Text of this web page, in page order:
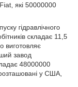
які 50000000
гідравлічного
складає 11,5
виготовляє
завод
48000000
у США,